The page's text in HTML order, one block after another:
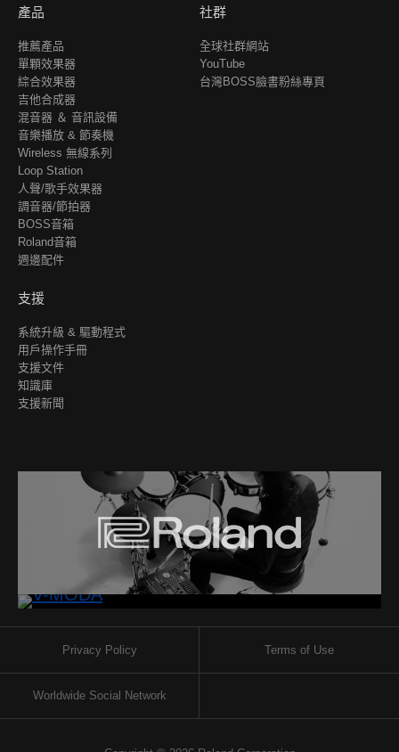
產品
推薦產品
單顆效果器
綜合效果器
吉他合成器
混音器 ＆ 音訊設備
音樂播放 & 節奏機
Wireless 無線系列
Loop Station
人聲/歌手效果器
調音器/節拍器
BOSS音箱
Roland音箱
週邊配件
社群
全球社群網站
YouTube
台灣BOSS臉書粉絲專頁
支援
系統升級 & 驅動程式
用戶操作手冊
支援文件
知識庫
支援新聞
Privacy Policy Terms of Use
Worldwide Social Network